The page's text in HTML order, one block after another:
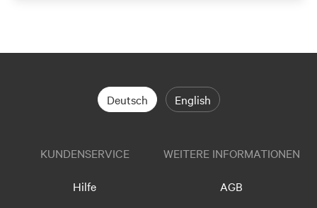
Deutsch English
KUNDENSERVICE
Hilfe
WEITERE INFORMATIONEN
AGB